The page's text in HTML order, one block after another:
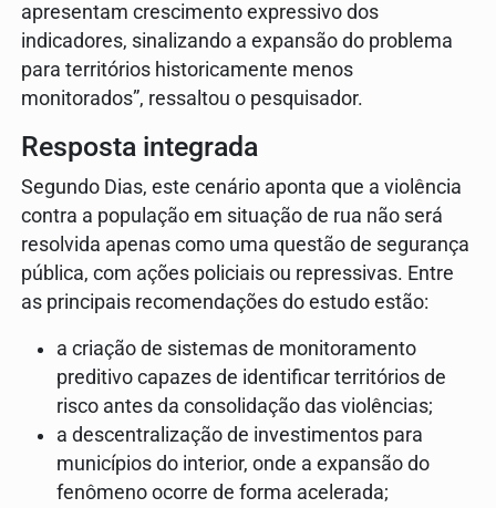
apresentam crescimento expressivo dos
indicadores, sinalizando a expansão do problema
para territórios historicamente menos
monitorados”, ressaltou o pesquisador.
Resposta integrada
Segundo Dias, este cenário aponta que a violência
contra a população em situação de rua não será
resolvida apenas como uma questão de segurança
pública, com ações policiais ou repressivas. Entre
as principais recomendações do estudo estão:
a criação de sistemas de monitoramento
preditivo capazes de identificar territórios de
risco antes da consolidação das violências;
a descentralização de investimentos para
municípios do interior, onde a expansão do
fenômeno ocorre de forma acelerada;